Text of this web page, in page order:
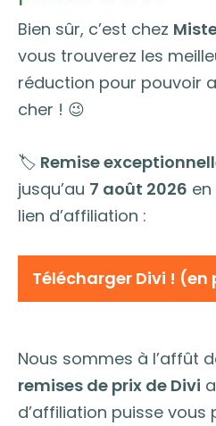
Bien sûr, c’est chez
vous trouverez les
réduction pour pouvoir
cher ! 😉
🏷 Remise
jusqu’au 7 août 2026
lien d’affiliation :
Télécharger Divi !
Nous sommes à l’affût
remises de prix de Divi
d’affiliation puisse